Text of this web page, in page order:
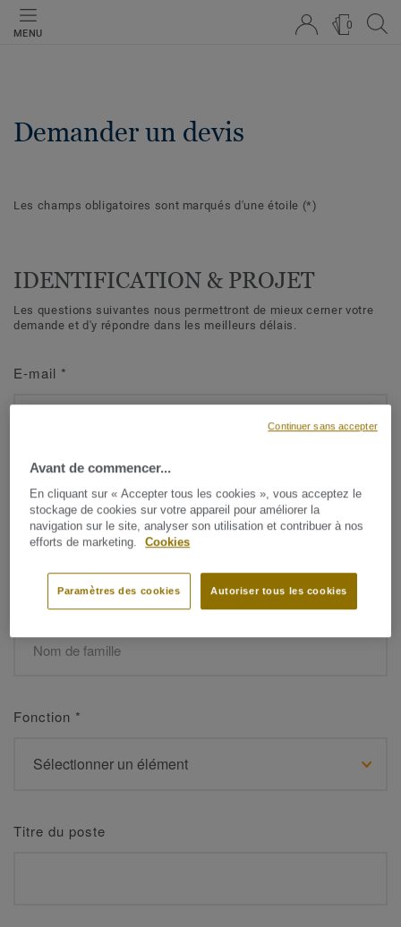
MENU
0
Demander un devis
Les champs obligatoires sont marqués d'une étoile (*)
IDENTIFICATION & PROJET
Les questions suivantes nous permettront de mieux cerner votre
demande et d'y répondre dans les meilleurs délais.
E-mail *
Prénom*
Fonction *
Titre du poste
Avant de commencer...
En cliquant sur « Accepter tous les cookies », vous acceptez le
stockage de cookies sur votre appareil pour améliorer la
navigation sur le site, analyser son utilisation et contribuer à nos
efforts de marketing.
Cookies
Autoriser tous les cookies
Paramètres des cookies
Continuer sans accepter